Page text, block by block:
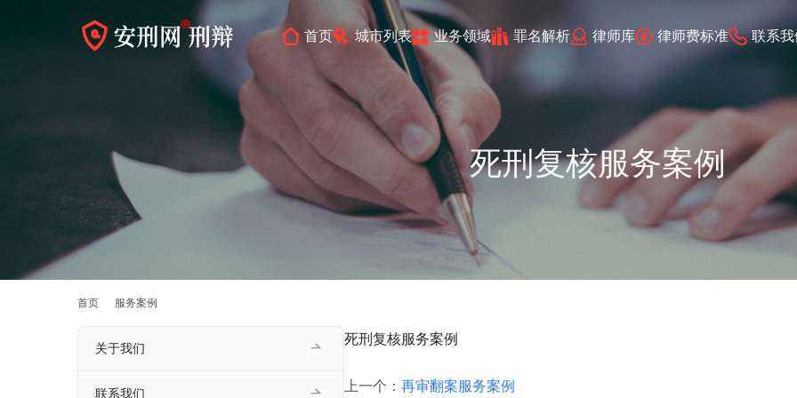
首页 城市列表 业务领域 罪名解析 律师库 律师费标准 联系
死刑复核服务案例
首页 服务案例
死刑复核服务案例
上一个： 再审翻案服务案例
关于我们
联系我们